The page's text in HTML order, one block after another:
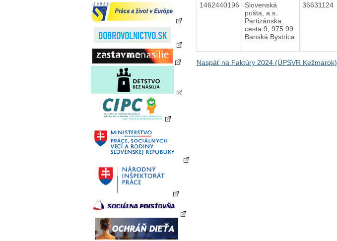
1462440196
Slovenská
pošta, a.s.
Partizánska
cesta 9, 975 99
Banská Bystrica
36631124
Naspäť na Faktúry 2024 (ÚPSVR Kežmarok)